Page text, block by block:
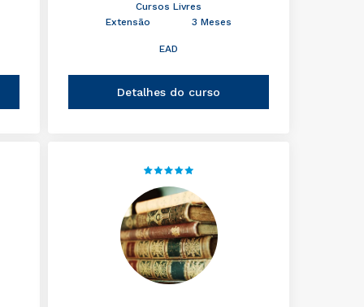
Cursos Livres
Extensão
3 Meses
EAD
Detalhes do curso